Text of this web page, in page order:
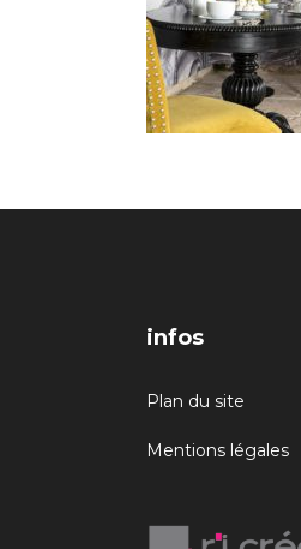
infos
Plan du site
Mentions légales